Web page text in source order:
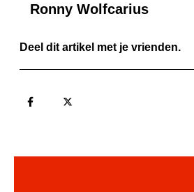
Ronny Wolfcarius
Deel dit artikel met je vrienden.